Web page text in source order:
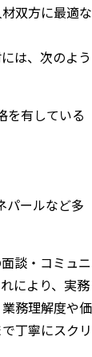
双方に最適な
は、次のよう
を有している
パールなど多
談・コミュニ
により、実務
務理解度や価
丁寧にスクリ